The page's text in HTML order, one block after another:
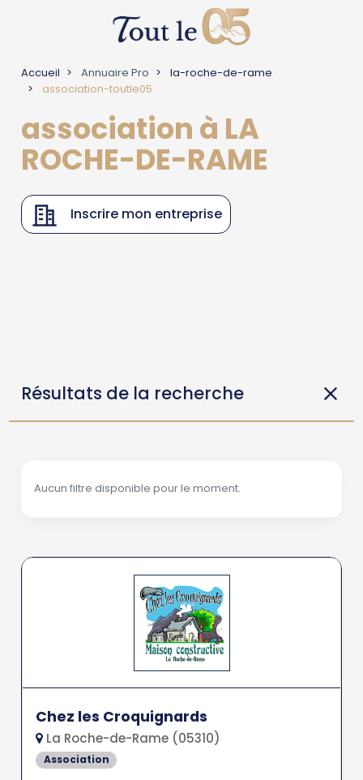
Accueil Annuaire Pro
la-roche-de-rame
association-toutle05
association à LA
ROCHE-DE-RAME
Inscrire mon entreprise
Résultats de la recherche
Aucun filtre disponible pour le moment.
Chez les Croquignards
La Roche-de-Rame (05310)
Association